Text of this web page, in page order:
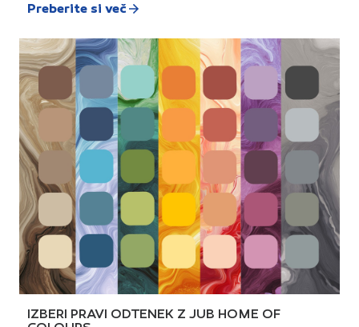
Preberite si več
IZBERI PRAVI ODTENEK Z JUB HOME OF